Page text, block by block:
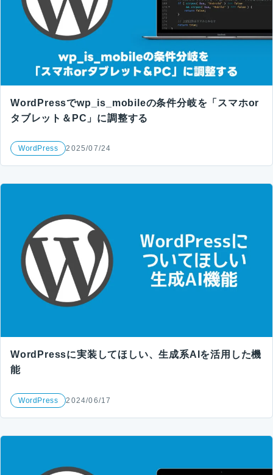
WordPressでwp_is_mobileの条件分岐を「スマホor
タブレット＆PC」に調整する
WordPress 2025/07/24
WordPressに実装してほしい、生成系AIを活用した機
能
WordPress 2024/06/17